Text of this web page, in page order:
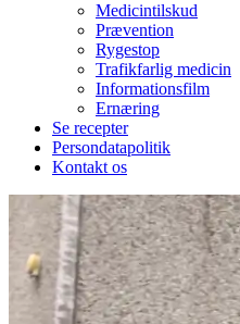
Medicintilskud
Prævention
Rygestop
Trafikfarlig medicin
Informationsfilm
Ernæring
Se recepter
Persondatapolitik
Kontakt os